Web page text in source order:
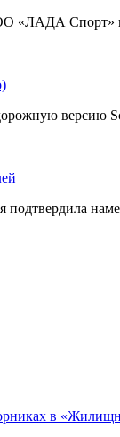
«ЛАДА Спорт»
версию
подтвердила
в